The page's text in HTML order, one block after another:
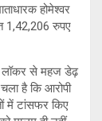
होमेश्वर
1,42,206 रुपए
लॉकर से महज डेढ़
है कि आरोपी
में टांसफर किए